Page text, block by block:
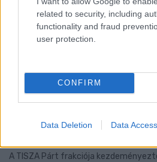
related to security, including
functionality and fraud
user protection.
CONFIRM
Data Deletion Data Access
ORSZÁGGYŰLÉS
A TISZA Párt frakciója